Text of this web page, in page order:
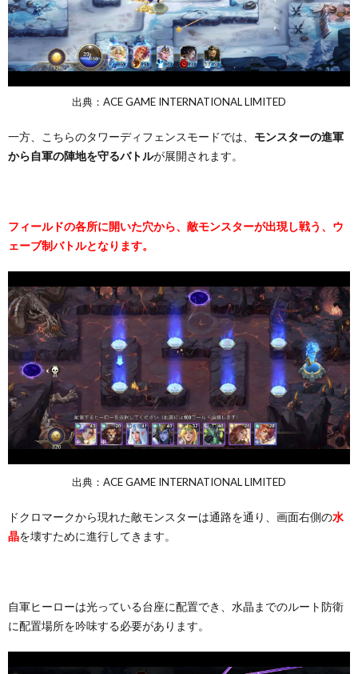
出典：ACE GAME INTERNATIONAL LIMITED
一方、こちらのタワーディフェンスモードでは、 モンスターの進軍
から自軍の陣地を守るバトルが展開されます。
フィールドの各所に開いた穴から、敵モンスターが出現し戦う、ウ
ェーブ制バトルとなります。
出典：ACE GAME INTERNATIONAL LIMITED
ドクロマークから現れた敵モンスターは通路を通り、画面右側の水
晶を壊すために進行してきます。
自軍ヒーローは光っている台座に配置でき、水晶までのルート防衛
に配置場所を吟味する必要があります。